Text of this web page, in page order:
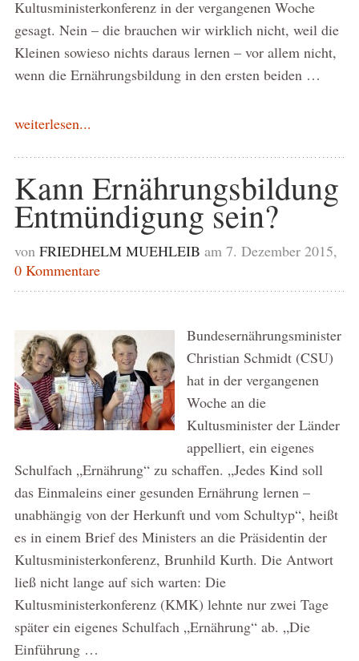
Kultusministerkonferenz in der vergangenen Woche
gesagt. Nein – die brauchen wir wirklich nicht, weil die
Kleinen sowieso nichts daraus lernen – vor allem nicht,
wenn die Ernährungsbildung in den ersten beiden …
weiterlesen...
Kann Ernährungsbildung
Entmündigung sein?
von FRIEDHELM MUEHLEIB am 7. Dezember 2015,
0 Kommentare
Bundesernährungsminister
Christian Schmidt (CSU)
hat in der vergangenen
Woche an die
Kultusminister der Länder
appelliert, ein eigenes
Schulfach „Ernährung“ zu schaffen. „Jedes Kind soll
das Einmaleins einer gesunden Ernährung lernen –
unabhängig von der Herkunft und vom Schultyp“, heißt
es in einem Brief des Ministers an die Präsidentin der
Kultusministerkonferenz, Brunhild Kurth. Die Antwort
ließ nicht lange auf sich warten: Die
Kultusministerkonferenz (KMK) lehnte nur zwei Tage
später ein eigenes Schulfach „Ernährung“ ab. „Die
Einführung …